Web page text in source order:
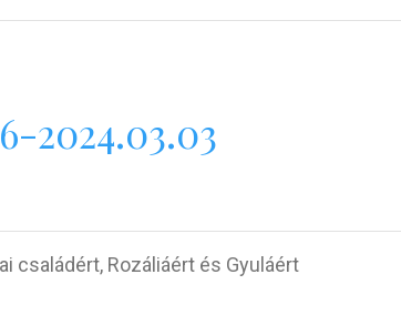
2024.03.03
családért, Rozáliáért és Gyuláért